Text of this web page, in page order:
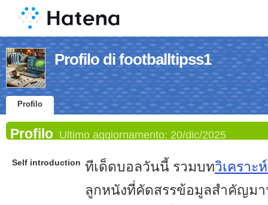
Profilo di footballtipss1
Profilo
Profilo Ultimo aggiornamento: 20/dic/2025
Self introduction ทีเด็ดบอลวันนี้ รวมบทวิเคราะ
ลูกหนังที่คัดสรรข้อมูลสำคัญม